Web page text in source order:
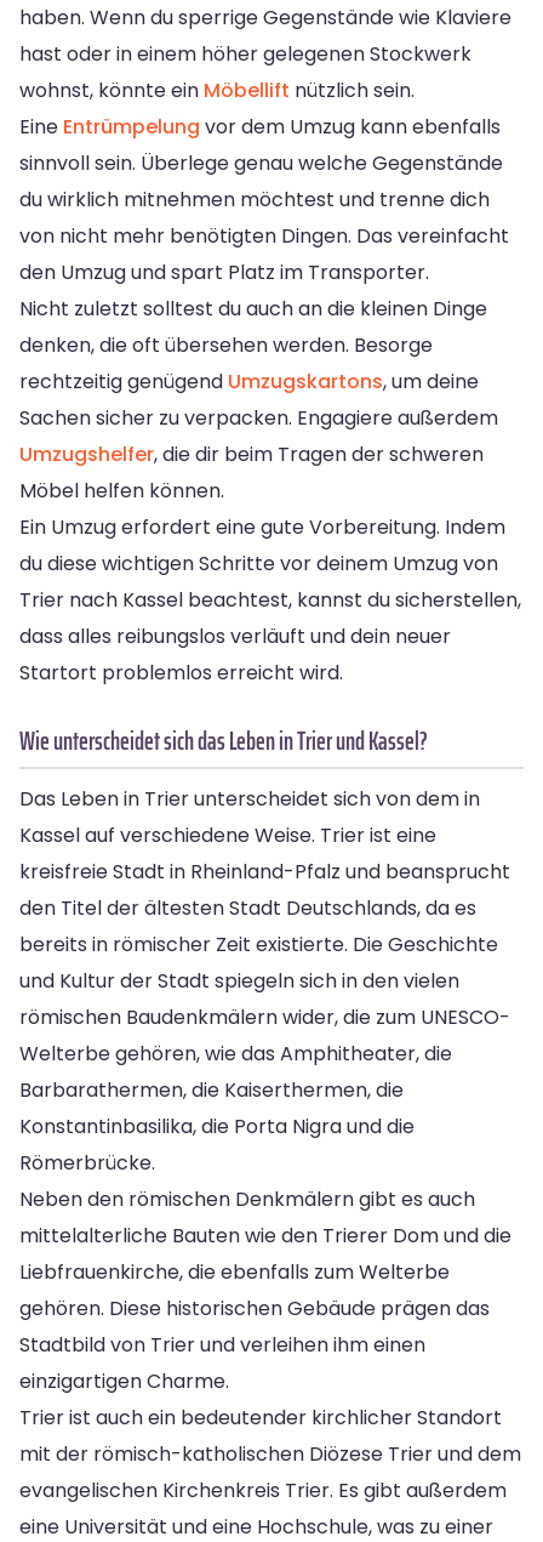
haben. Wenn du sperrige Gegenstände wie Klaviere
hast oder in einem höher gelegenen Stockwerk
wohnst, könnte ein Möbellift nützlich sein.
Eine Entrümpelung vor dem Umzug kann ebenfalls
sinnvoll sein. Überlege genau welche Gegenstände
du wirklich mitnehmen möchtest und trenne dich
von nicht mehr benötigten Dingen. Das vereinfacht
den Umzug und spart Platz im Transporter.
Nicht zuletzt solltest du auch an die kleinen Dinge
denken, die oft übersehen werden. Besorge
rechtzeitig genügend Umzugskartons, um deine
Sachen sicher zu verpacken. Engagiere außerdem
Umzugshelfer, die dir beim Tragen der schweren
Möbel helfen können.
Ein Umzug erfordert eine gute Vorbereitung. Indem
du diese wichtigen Schritte vor deinem Umzug von
Trier nach Kassel beachtest, kannst du sicherstellen,
dass alles reibungslos verläuft und dein neuer
Startort problemlos erreicht wird.
Wie unterscheidet sich das Leben in Trier und Kassel?
Das Leben in Trier unterscheidet sich von dem in
Kassel auf verschiedene Weise. Trier ist eine
kreisfreie Stadt in Rheinland-Pfalz und beansprucht
den Titel der ältesten Stadt Deutschlands, da es
bereits in römischer Zeit existierte. Die Geschichte
und Kultur der Stadt spiegeln sich in den vielen
römischen Baudenkmälern wider, die zum UNESCO-
Welterbe gehören, wie das Amphitheater, die
Barbarathermen, die Kaiserthermen, die
Konstantinbasilika, die Porta Nigra und die
Römerbrücke.
Neben den römischen Denkmälern gibt es auch
mittelalterliche Bauten wie den Trierer Dom und die
Liebfrauenkirche, die ebenfalls zum Welterbe
gehören. Diese historischen Gebäude prägen das
Stadtbild von Trier und verleihen ihm einen
einzigartigen Charme.
Trier ist auch ein bedeutender kirchlicher Standort
mit der römisch-katholischen Diözese Trier und dem
evangelischen Kirchenkreis Trier. Es gibt außerdem
eine Universität und eine Hochschule, was zu einer